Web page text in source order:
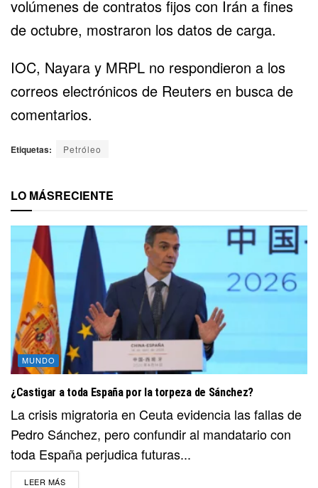
volúmenes de contratos fijos con Irán a fines
de octubre, mostraron los datos de carga.
IOC, Nayara y MRPL no respondieron a los
correos electrónicos de Reuters en busca de
comentarios.
Etiquetas: Petróleo
LO MÁSRECIENTE
MUNDO
¿Castigar a toda España por la torpeza de Sánchez?
La crisis migratoria en Ceuta evidencia las fallas de
Pedro Sánchez, pero confundir al mandatario con
toda España perjudica futuras...
LEER MÁSDETAILS